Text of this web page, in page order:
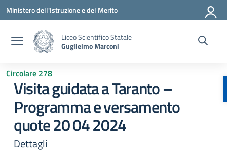
Vai ai contenuti
Vai al menu di navigazione
Vai al footer
Ministero dell'Istruzione e del Merito
Liceo Scientifico Statale
Guglielmo Marconi
Circolare 278
Visita guidata a Taranto –
Programma e versamento
quote 20 04 2024
Dettagli